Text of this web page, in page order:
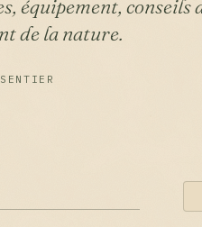
équipement, conseils
de la nature.